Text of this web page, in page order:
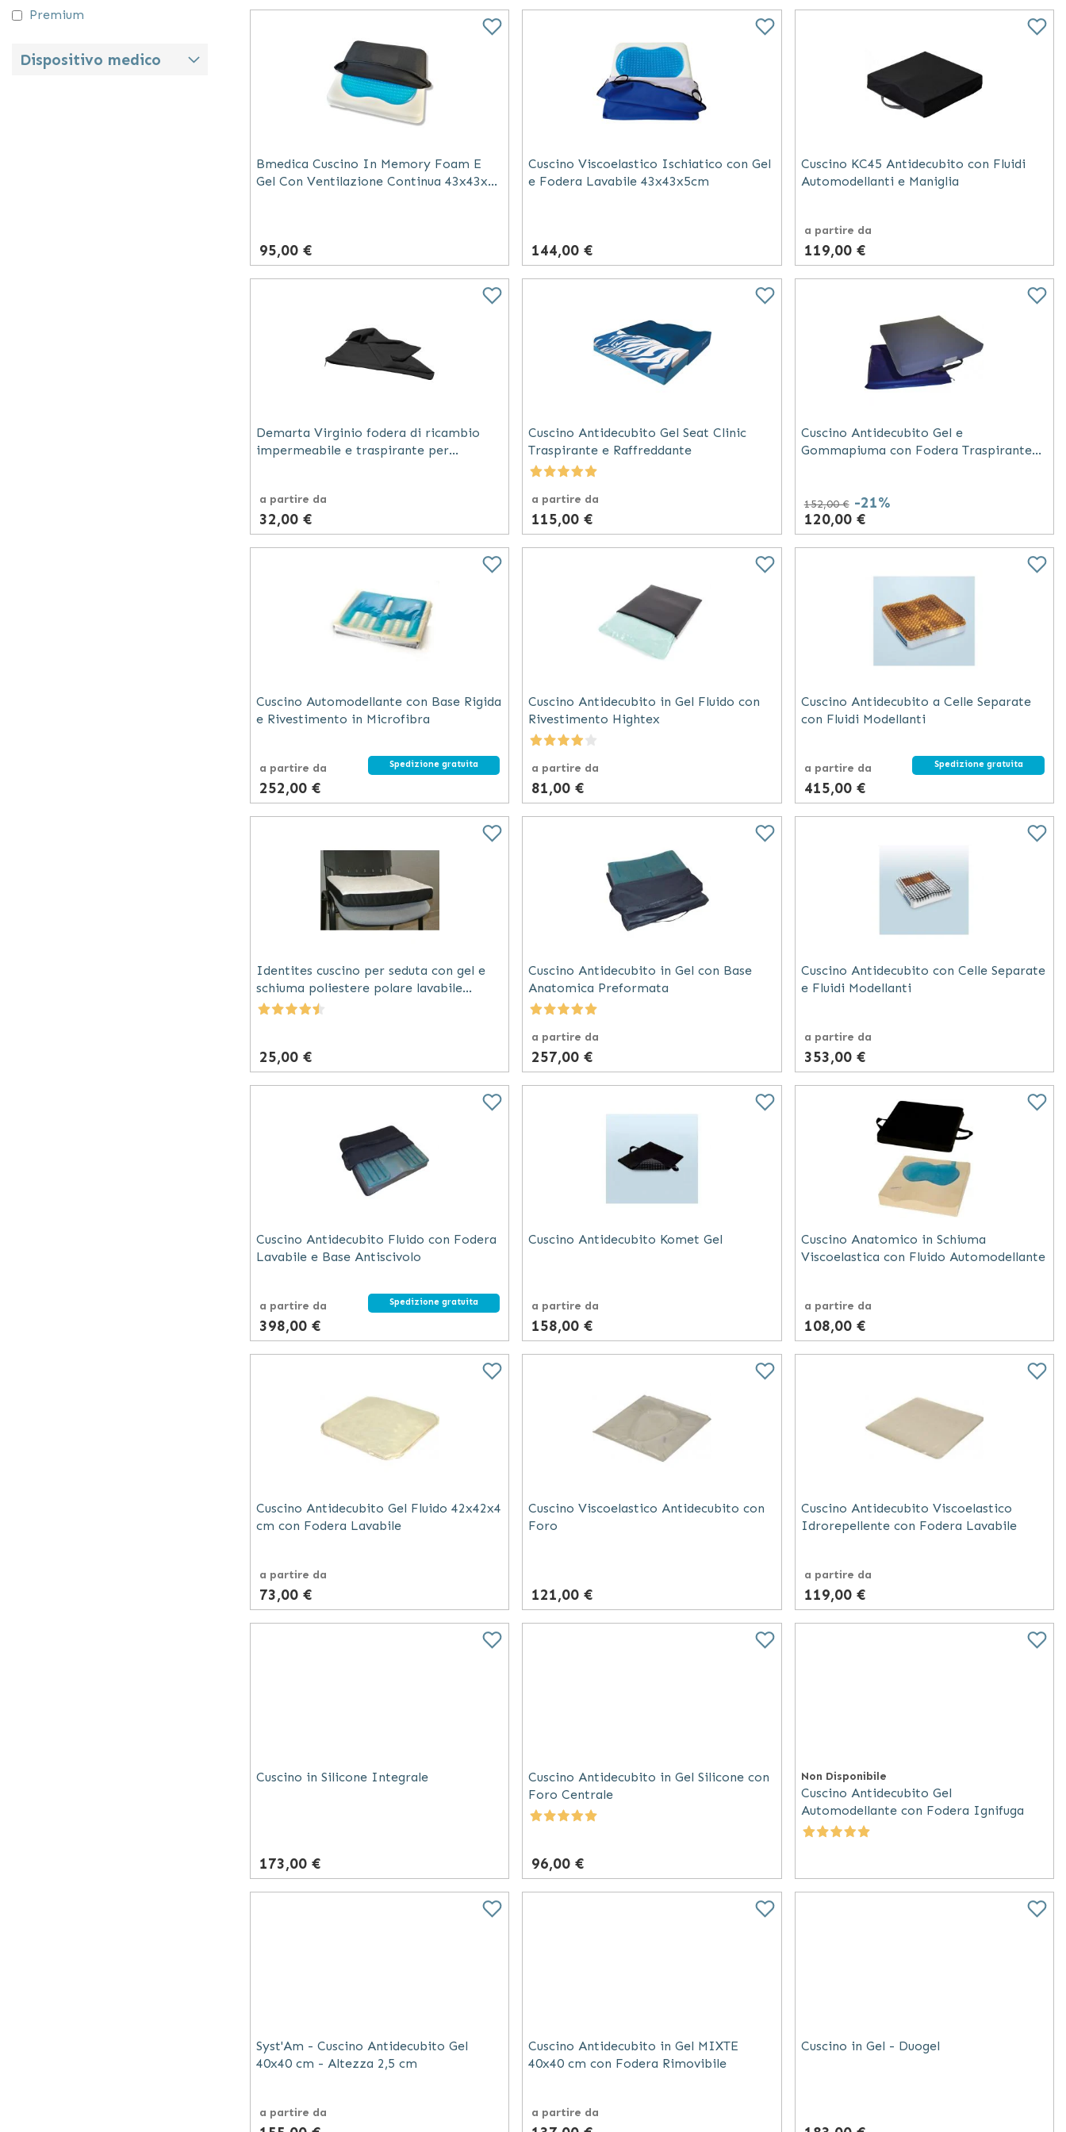
Bmedica Cuscino In Memory Foam E
Gel Con Ventilazione Continua 43x43x5
95,00 €
Cuscino Viscoelastico Ischiatico con Gel
e Fodera Lavabile 43x43x5cm
144,00 €
Cuscino KC45 Antidecubito con Fluidi
Automodellanti e Maniglia
a partire da
119,00 €
Demarta Virginio fodera di ricambio
impermeabile e traspirante per
a partire da
32,00 €
Cuscino Antidecubito Gel Seat Clinic
Traspirante e Raffreddante
a partire da
115,00 €
Cuscino Antidecubito Gel e
Gommapiuma con Fodera Traspirante
152,00 € -21%
120,00 €
Cuscino Automodellante con Base Rigida
e Rivestimento in Microfibra
a partire da
252,00 €
Spedizione gratuita
Cuscino Antidecubito in Gel Fluido con
Rivestimento Hightex
a partire da
81,00 €
Cuscino Antidecubito a Celle Separate
con Fluidi Modellanti
a partire da
415,00 €
Spedizione gratuita
Identites cuscino per seduta con gel e
schiuma poliestere polare lavabile
46,5x38x7 cm nero bianco
25,00 €
Cuscino Antidecubito in Gel con Base
Anatomica Preformata
a partire da
257,00 €
Cuscino Antidecubito con Celle Separate
e Fluidi Modellanti
a partire da
353,00 €
Cuscino Antidecubito Fluido con Fodera
Lavabile e Base Antiscivolo
a partire da
398,00 €
Spedizione gratuita
Cuscino Antidecubito Komet Gel
a partire da
158,00 €
Cuscino Anatomico in Schiuma
Viscoelastica con Fluido Automodellante
a partire da
108,00 €
Cuscino Antidecubito Gel Fluido 42x42x4
cm con Fodera Lavabile
a partire da
73,00 €
Cuscino Viscoelastico Antidecubito con
Foro
121,00 €
Cuscino Antidecubito Viscoelastico
Idrorepellente con Fodera Lavabile
a partire da
119,00 €
Cuscino in Silicone Integrale
173,00 €
Cuscino Antidecubito in Gel Silicone con
Foro Centrale
96,00 €
Non Disponibile
Cuscino Antidecubito Gel
Automodellante con Fodera Ignifuga
Syst'Am - Cuscino Antidecubito Gel
40x40 cm - Altezza 2,5 cm
a partire da
Cuscino Antidecubito in Gel MIXTE
40x40 cm con Fodera Rimovibile
a partire da
Cuscino in Gel - Duogel
Premium
Dispositivo medico